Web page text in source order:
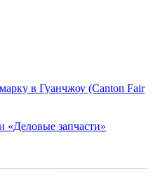
в Гуанчжоу (Canton Fair
«Деловые запчасти»